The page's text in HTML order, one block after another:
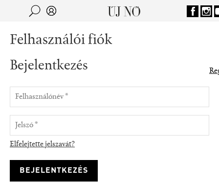
Jump to navigation
Keresés
Felhasználói fiók
Bejelentkezés
Elfelejtette jelszavát?